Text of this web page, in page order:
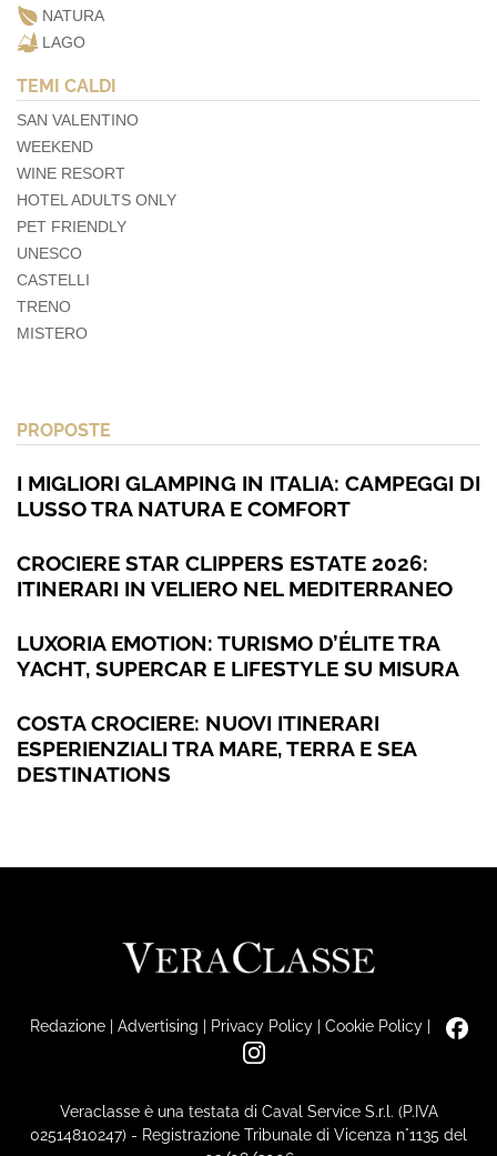
NATURA
LAGO
TEMI CALDI
SAN VALENTINO
WEEKEND
WINE RESORT
HOTEL ADULTS ONLY
PET FRIENDLY
UNESCO
CASTELLI
TRENO
MISTERO
PROPOSTE
I MIGLIORI GLAMPING IN ITALIA: CAMPEGGI DI
LUSSO TRA NATURA E COMFORT
CROCIERE STAR CLIPPERS ESTATE 2026:
ITINERARI IN VELIERO NEL MEDITERRANEO
LUXORIA EMOTION: TURISMO D’ÉLITE TRA
YACHT, SUPERCAR E LIFESTYLE SU MISURA
COSTA CROCIERE: NUOVI ITINERARI
ESPERIENZIALI TRA MARE, TERRA E SEA
DESTINATIONS
Redazione| Advertising | Privacy Policy| Cookie Policy|
Veraclasse è una testata di Caval Service S.r.l. (P.IVA
02514810247) - Registrazione Tribunale di Vicenza n°1135 del